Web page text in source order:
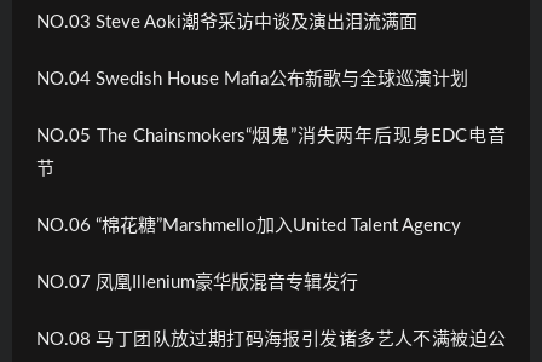
NO.03 Steve Aoki潮爷采访中谈及演出泪流满面
NO.04 Swedish House Mafia公布新歌与全球巡演计划
NO.05 The Chainsmokers“烟鬼”消失两年后现身EDC电音
节
NO.06 “棉花糖”Marshmello加入United Talent Agency
NO.07 凤凰Illenium豪华版混音专辑发行
NO.08 马丁团队放过期打码海报引发诸多艺人不满被迫公